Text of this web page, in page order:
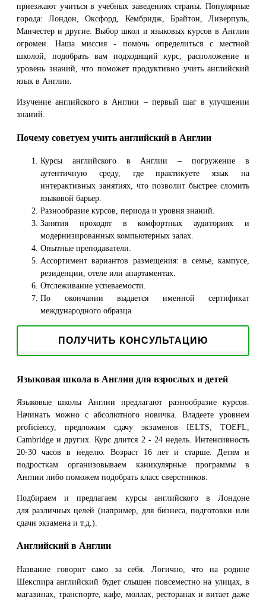
приезжают учиться в учебных заведениях страны. Популярные
города: Лондон, Оксфорд, Кембридж, Брайтон, Ливерпуль,
Манчестер и другие. Выбор школ и языковых курсов в Англии
огромен. Наша миссия - помочь определиться с местной
школой, подобрать вам подходящий курс, расположение и
уровень знаний, что поможет продуктивно учить английский
язык в Англии.
Изучение английского в Англии – первый шаг в улучшении
знаний.
Почему советуем учить английский в Англии
Курсы английского в Англии – погружение в
аутентичную среду, где практикуете язык на
интерактивных занятиях, что позволит быстрее сломить
языковой барьер.
Разнообразие курсов, периода и уровня знаний.
Занятия проходят в комфортных аудиториях и
модернизированных компьютерных залах.
Опытные преподаватели.
Ассортимент вариантов размещения: в семье, кампусе,
резиденции, отеле или апартаментах.
Отслеживание успеваемости.
По окончании выдается именной сертификат
международного образца.
ПОЛУЧИТЬ КОНСУЛЬТАЦИЮ
Языковая школа в Англии для взрослых и детей
Языковые школы Англии предлагают разнообразие курсов.
Начинать можно с абсолютного новичка. Владеете уровнем
proficiency, предложим сдачу экзаменов IELTS, TOEFL,
Cambridge и других. Курс длится 2 - 24 недель. Интенсивность
20-30 часов в неделю. Возраст 16 лет и старше. Детям и
подросткам организовываем каникулярные программы в
Англии либо поможем подобрать класс сверстников.
Подбираем и предлагаем курсы английского в Лондоне
для различных целей (например, для бизнеса, подготовки или
сдачи экзамена и т.д.).
Английский в Англии
Название говорит само за себя. Логично, что на родине
Шекспира английский будет слышен повсеместно на улицах, в
магазинах, транспорте, кафе, моллах, ресторанах и витает даже